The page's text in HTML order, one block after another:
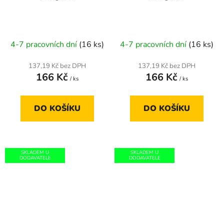
4-7 pracovních dní (16 ks)
137,19 Kč bez DPH
166 Kč / ks
DO KOŠÍKU
4-7 pracovních dní (16 ks)
137,19 Kč bez DPH
166 Kč / ks
DO KOŠÍKU
SKLADEM U
DODAVATELE
SKLADEM U
DODAVATELE